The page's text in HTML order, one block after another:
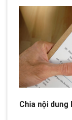
Chia nội